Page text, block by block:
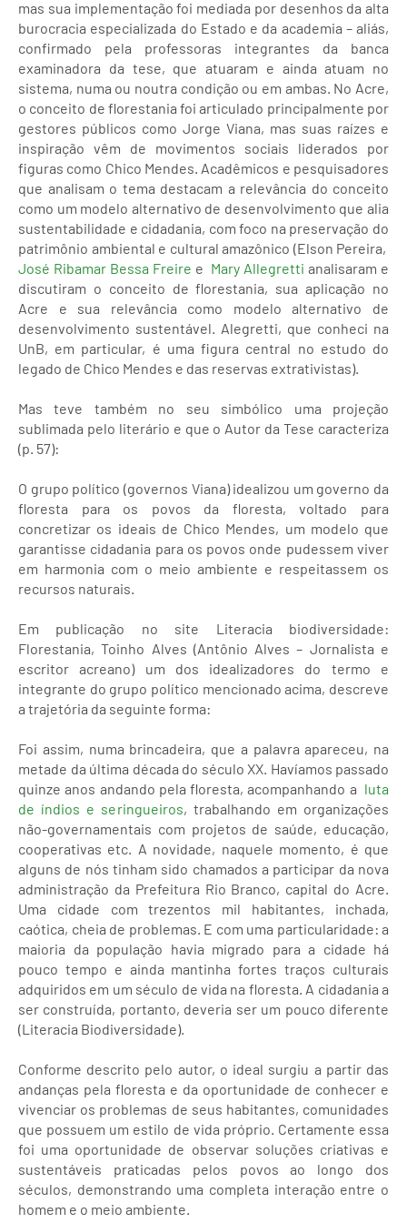
mas sua implementação foi mediada por desenhos da alta
burocracia especializada do Estado e da academia – aliás,
confirmado pela professoras integrantes da banca
examinadora da tese, que atuaram e ainda atuam no
sistema, numa ou noutra condição ou em ambas. No Acre,
o conceito de florestania foi articulado principalmente por
gestores públicos como Jorge Viana, mas suas raízes e
inspiração vêm de movimentos sociais liderados por
figuras como Chico Mendes. Acadêmicos e pesquisadores
que analisam o tema destacam a relevância do conceito
como um modelo alternativo de desenvolvimento que alia
sustentabilidade e cidadania, com foco na preservação do
patrimônio ambiental e cultural amazônico (Elson Pereira,
José Ribamar Bessa Freire e Mary Allegretti analisaram e
discutiram o conceito de florestania, sua aplicação no
Acre e sua relevância como modelo alternativo de
desenvolvimento sustentável. Alegretti, que conheci na
UnB, em particular, é uma figura central no estudo do
legado de Chico Mendes e das reservas extrativistas).
Mas teve também no seu simbólico uma projeção
sublimada pelo literário e que o Autor da Tese caracteriza
(p. 57):
O grupo político (governos Viana) idealizou um governo da
floresta para os povos da floresta, voltado para
concretizar os ideais de Chico Mendes, um modelo que
garantisse cidadania para os povos onde pudessem viver
em harmonia com o meio ambiente e respeitassem os
recursos naturais.
Em publicação no site Literacia biodiversidade:
Florestania, Toinho Alves (Antônio Alves – Jornalista e
escritor acreano) um dos idealizadores do termo e
integrante do grupo político mencionado acima, descreve
a trajetória da seguinte forma:
Foi assim, numa brincadeira, que a palavra apareceu, na
metade da última década do século XX. Havíamos passado
quinze anos andando pela floresta, acompanhando a luta
de índios e seringueiros, trabalhando em organizações
não-governamentais com projetos de saúde, educação,
cooperativas etc. A novidade, naquele momento, é que
alguns de nós tinham sido chamados a participar da nova
administração da Prefeitura Rio Branco, capital do Acre.
Uma cidade com trezentos mil habitantes, inchada,
caótica, cheia de problemas. E com uma particularidade: a
maioria da população havia migrado para a cidade há
pouco tempo e ainda mantinha fortes traços culturais
adquiridos em um século de vida na floresta. A cidadania a
ser construída, portanto, deveria ser um pouco diferente
(Literacia Biodiversidade).
Conforme descrito pelo autor, o ideal surgiu a partir das
andanças pela floresta e da oportunidade de conhecer e
vivenciar os problemas de seus habitantes, comunidades
que possuem um estilo de vida próprio. Certamente essa
foi uma oportunidade de observar soluções criativas e
sustentáveis praticadas pelos povos ao longo dos
séculos, demonstrando uma completa interação entre o
homem e o meio ambiente.